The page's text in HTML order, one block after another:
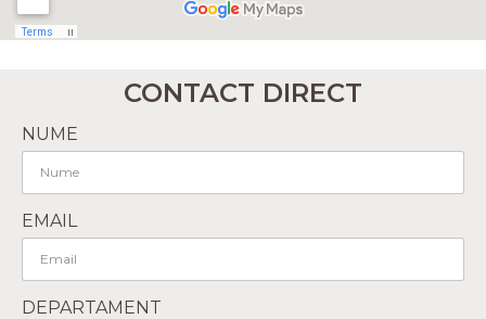
CONTACT DIRECT
NUME
EMAIL
DEPARTAMENT